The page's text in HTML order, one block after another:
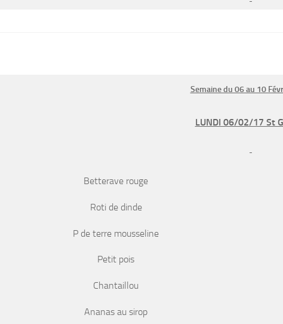
Semaine du 06 au 10
LUNDI 06/02/17 St
Betterave rouge
Roti de dinde
P de terre mousseline
Petit pois
Chantaillou
Ananas au sirop